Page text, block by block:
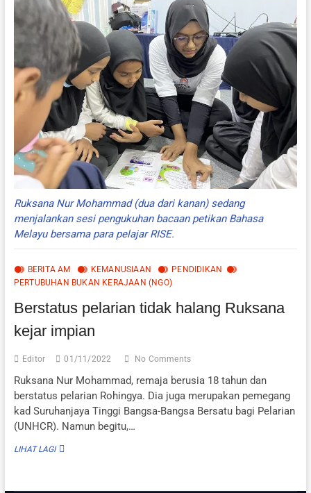
DI
SEGAMAT
TERIMA
BANTUAN
BARANGAN
ELEKTRIK
Ruksana Nur Mohammad (dua dari kanan) sedang
menjalankan sesi pengukuhan bacaan petikan Bahasa
Melayu bersama para pelajar RISE.
BERITA AM KEMANUSIAAN
PENDIDIKAN
PERTUBUHAN BUKAN KERAJAAN (NGO)
Berstatus pelarian tidak halang Ruksana
kejar impian
Editor 01/11/2022 No Comments
Ruksana Nur Mohammad, remaja berusia 18 tahun dan
berstatus pelarian Rohingya. Dia juga merupakan pemegang
kad Suruhanjaya Tinggi Bangsa-Bangsa Bersatu bagi Pelarian
(UNHCR). Namun begitu,…
LIHAT LAGIBERSTATUS